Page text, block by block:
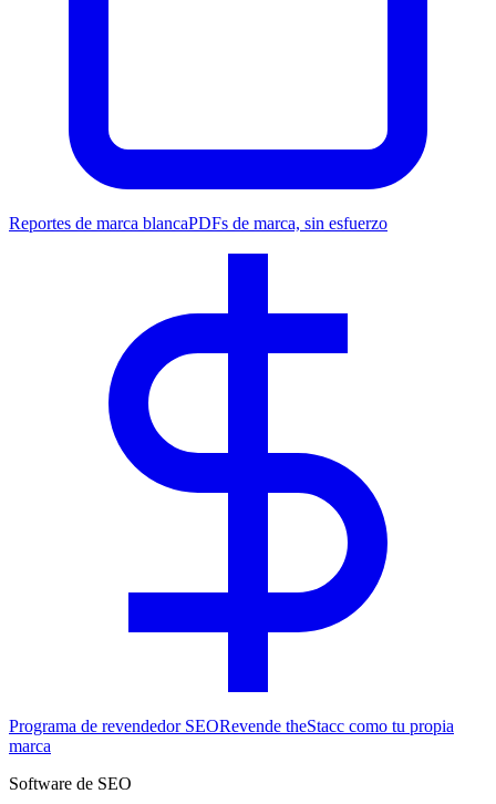
Reportes de marca blancaPDFs de marca, sin esfuerzo
Programa de revendedor SEORevende theStacc como tu propia
marca
Software de SEO